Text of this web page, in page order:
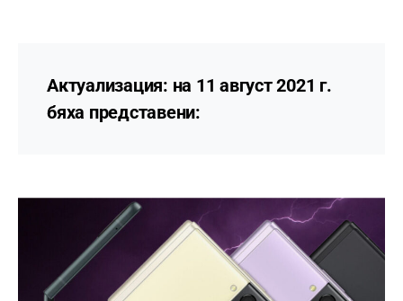
Актуализация: на 11 август 2021 г.
бяха представени: